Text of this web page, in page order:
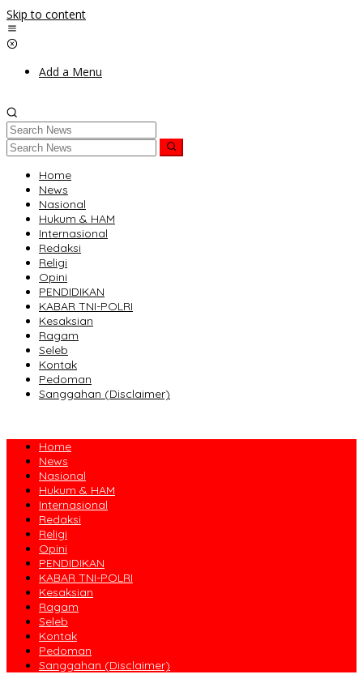
Skip to content
Add a Menu
Home
News
Nasional
Hukum & HAM
Internasional
Redaksi
Religi
Opini
PENDIDIKAN
KABAR TNI-POLRI
Kesaksian
Ragam
Seleb
Kontak
Pedoman
Sanggahan (Disclaimer)
Home
News
Nasional
Hukum & HAM
Internasional
Redaksi
Religi
Opini
PENDIDIKAN
KABAR TNI-POLRI
Kesaksian
Ragam
Seleb
Kontak
Pedoman
Sanggahan (Disclaimer)